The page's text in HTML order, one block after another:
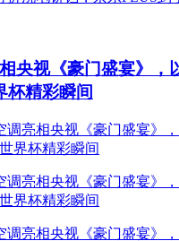
央视《豪门盛宴》，
杯精彩瞬间